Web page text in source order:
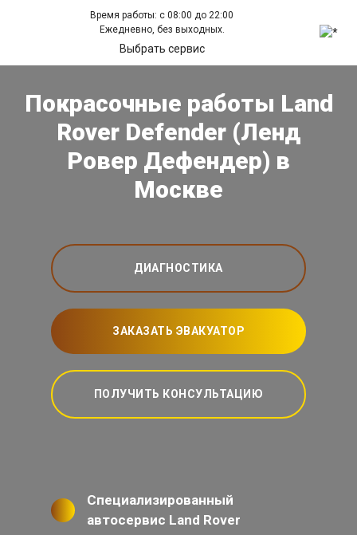
Время работы: с 08:00 до 22:00
Ежедневно, без выходных.
Выбрать сервис
Покрасочные работы Land
Rover Defender (Ленд
Ровер Дефендер) в
Москве
ДИАГНОСТИКА
ЗАКАЗАТЬ ЭВАКУАТОР
ПОЛУЧИТЬ КОНСУЛЬТАЦИЮ
Специализированный
автосервис Land Rover